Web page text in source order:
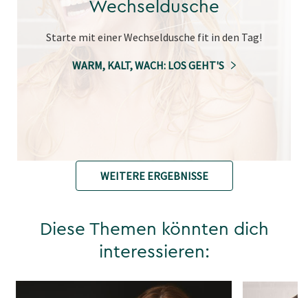
Wechseldusche
Starte mit einer Wechseldusche fit in den Tag!
WARM, KALT, WACH: LOS GEHT'S
WEITERE ERGEBNISSE
Diese Themen könnten dich
interessieren: